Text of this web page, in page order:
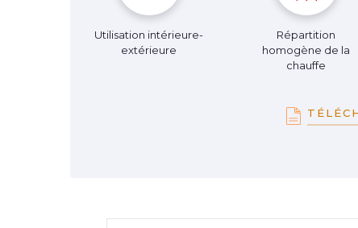
Utilisation intérieure-
extérieure
Répartition
homogène de la
chauffe